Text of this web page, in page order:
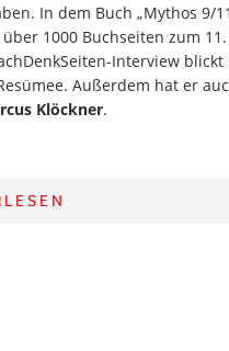
In dem Buch „Mythos 9/
1000 Buchseiten zum
Interview blickt
Außerdem hat er
Klöckner.